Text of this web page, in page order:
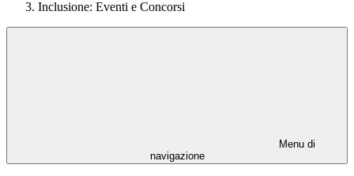
Inclusione: Eventi e Concorsi
Menu di
navigazione